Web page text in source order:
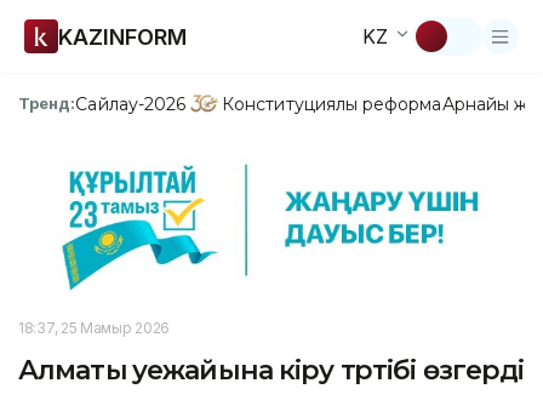
KAZINFORM KZ
Тренд:Сайлау-2026 Конституциялық реформаАрнайы
18:37, 25 Мамыр 2026
Алматы әуежайына кіру тәртібі өзгерді